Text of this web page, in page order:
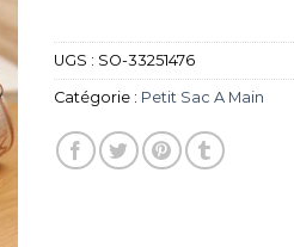
UGS : SO-33251476
Catégorie : Petit Sac A Main